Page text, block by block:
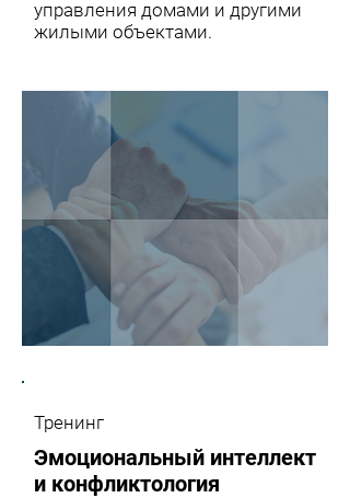
управления домами и другими
жилыми объектами.
Тренинг
Эмоциональный интеллект
и конфликтология